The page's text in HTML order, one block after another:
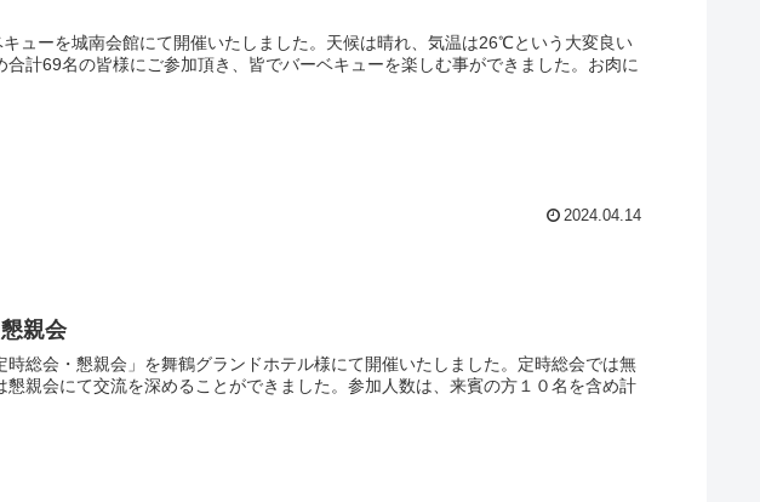
ューを城南会館にて開催いたしました。天候は晴れ、気温は26℃という大変良い
計69名の皆様にご参加頂き、皆でバーベキューを楽しむ事ができました。お肉に
2024.04.14
親会
総会・懇親会」を舞鶴グランドホテル様にて開催いたしました。定時総会では無
親会にて交流を深めることができました。参加人数は、来賓の方１０名を含め計